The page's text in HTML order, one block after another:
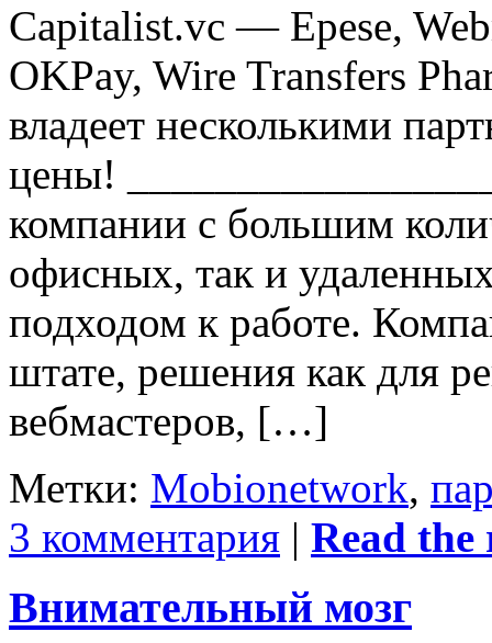
Capitalist.vc — Epese,
OKPay, Wire Transfers
владеет несколькими
цены!
компании с большим
офисных, так и
подходом к работе.
штате, решения как для
вебмастеров, […]
Метки: Mobionetwork,
3 комментария | Read the
Внимательный мозг